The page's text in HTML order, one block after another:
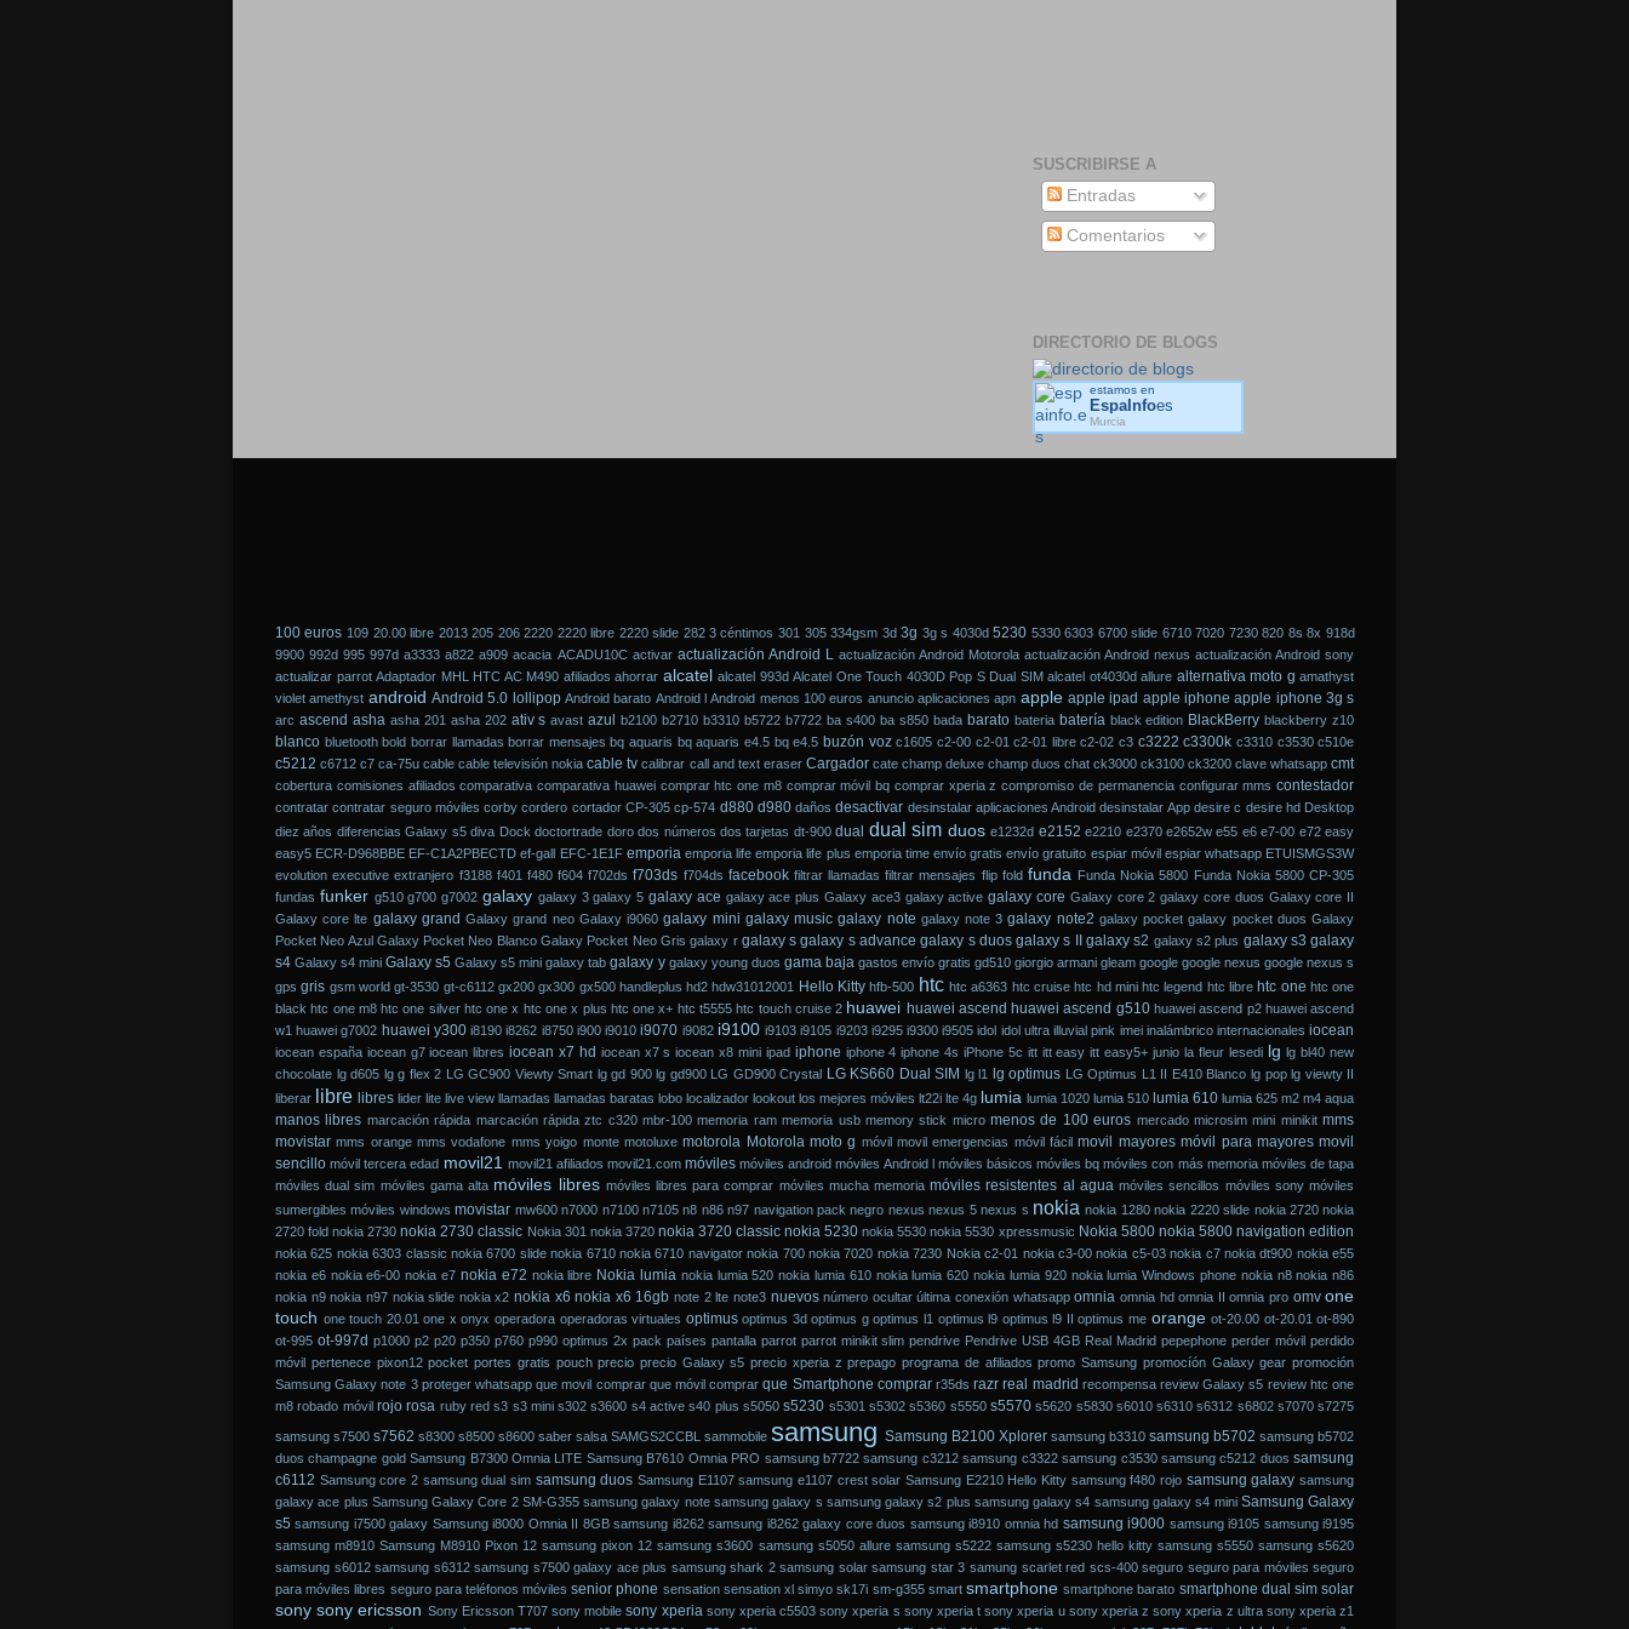
SUSCRIBIRSE A
Entradas
Comentarios
DIRECTORIO DE BLOGS
estamos en
EspaInfoes
Murcia
100 euros 109 20.00 libre 2013 205 206 2220 2220 libre 2220 slide 282 3 céntimos 301 305 334gsm 3d 3g 3g s 4030d 5230 5330 6303 6700 slide 6710 7020 7230 820 8s 8x 918d
9900 992d 995 997d a3333 a822 a909 acacia ACADU10C activar actualización Android L actualización Android Motorola actualización Android nexus actualización Android sony
actualizar parrot Adaptador MHL HTC AC M490 afiliados ahorrar alcatel alcatel 993d Alcatel One Touch 4030D Pop S Dual SIM alcatel ot4030d allure alternativa moto g amathyst
violet amethyst android Android 5.0 lollipop Android barato Android l Android menos 100 euros anuncio aplicaciones apn apple apple ipad apple iphone apple iphone 3g s
arc ascend asha asha 201 asha 202 ativ s avast azul b2100 b2710 b3310 b5722 b7722 ba s400 ba s850 bada barato bateria batería black edition BlackBerry blackberry z10
blanco bluetooth bold borrar llamadas borrar mensajes bq aquaris bq aquaris e4.5 bq e4.5 buzón voz c1605 c2-00 c2-01 c2-01 libre c2-02 c3 c3222 c3300k c3310 c3530 c510e
c5212 c6712 c7 ca-75u cable cable televisión nokia cable tv calibrar call and text eraser Cargador cate champ deluxe champ duos chat ck3000 ck3100 ck3200 clave whatsapp cmt
cobertura comisiones afiliados comparativa comparativa huawei comprar htc one m8 comprar móvil bq comprar xperia z compromiso de permanencia configurar mms contestador
contratar contratar seguro móviles corby cordero cortador CP-305 cp-574 d880 d980 daños desactivar desinstalar aplicaciones Android desinstalar App desire c desire hd Desktop
diez años diferencias Galaxy s5 diva Dock doctortrade doro dos números dos tarjetas dt-900 dual dual sim duos e1232d e2152 e2210 e2370 e2652w e55 e6 e7-00 e72 easy
easy5 ECR-D968BBE EF-C1A2PBECTD ef-gall EFC-1E1F emporia emporia life emporia life plus emporia time envío gratis envío gratuito espiar móvil espiar whatsapp ETUISMGS3W
evolution executive extranjero f3188 f401 f480 f604 f702ds f703ds f704ds facebook filtrar llamadas filtrar mensajes flip fold funda Funda Nokia 5800 Funda Nokia 5800 CP-305
fundas funker g510 g700 g7002 galaxy galaxy 3 galaxy 5 galaxy ace galaxy ace plus Galaxy ace3 galaxy active galaxy core Galaxy core 2 galaxy core duos Galaxy core II
Galaxy core lte galaxy grand Galaxy grand neo Galaxy i9060 galaxy mini galaxy music galaxy note galaxy note 3 galaxy note2 galaxy pocket galaxy pocket duos Galaxy
Pocket Neo Azul Galaxy Pocket Neo Blanco Galaxy Pocket Neo Gris galaxy r galaxy s galaxy s advance galaxy s duos galaxy s II galaxy s2 galaxy s2 plus galaxy s3 galaxy
s4 Galaxy s4 mini Galaxy s5 Galaxy s5 mini galaxy tab galaxy y galaxy young duos gama baja gastos envío gratis gd510 giorgio armani gleam google google nexus google nexus s
gps gris gsm world gt-3530 gt-c6112 gx200 gx300 gx500 handleplus hd2 hdw31012001 Hello Kitty hfb-500 htc htc a6363 htc cruise htc hd mini htc legend htc libre htc one htc one
black htc one m8 htc one silver htc one x htc one x plus htc one x+ htc t5555 htc touch cruise 2 huawei huawei ascend huawei ascend g510 huawei ascend p2 huawei ascend
w1 huawei g7002 huawei y300 i8190 i8262 i8750 i900 i9010 i9070 i9082 i9100 i9103 i9105 i9203 i9295 i9300 i9505 idol idol ultra illuvial pink imei inalámbrico internacionales iocean
iocean españa iocean g7 iocean libres iocean x7 hd iocean x7 s iocean x8 mini ipad iphone iphone 4 iphone 4s iPhone 5c itt itt easy itt easy5+ junio la fleur lesedi lg lg bl40 new
chocolate lg d605 lg g flex 2 LG GC900 Viewty Smart lg gd 900 lg gd900 LG GD900 Crystal LG KS660 Dual SIM lg l1 lg optimus LG Optimus L1 II E410 Blanco lg pop lg viewty II
liberar
libre libres lider lite live view llamadas llamadas baratas lobo localizador lookout los mejores móviles lt22i lte 4g lumia lumia 1020 lumia 510 lumia 610 lumia 625 m2 m4 aqua
manos libres marcación rápida marcación rápida ztc c320 mbr-100 memoria ram memoria usb memory stick micro menos de 100 euros mercado microsim mini minikit mms
movistar mms orange mms vodafone mms yoigo monte motoluxe motorola Motorola moto g móvil movil emergencias móvil fácil movil mayores móvil para mayores movil
sencillo móvil tercera edad movil21 movil21 afiliados movil21.com móviles móviles android móviles Android l móviles básicos móviles bq móviles con más memoria móviles de tapa
móviles dual sim móviles gama alta móviles libres móviles libres para comprar móviles mucha memoria móviles resistentes al agua móviles sencillos móviles sony móviles
sumergibles móviles windows movistar mw600 n7000 n7100 n7105 n8 n86 n97 navigation pack negro nexus nexus 5 nexus s nokia nokia 1280 nokia 2220 slide nokia 2720 nokia
2720 fold nokia 2730 nokia 2730 classic Nokia 301 nokia 3720 nokia 3720 classic nokia 5230 nokia 5530 nokia 5530 xpressmusic Nokia 5800 nokia 5800 navigation edition
nokia 625 nokia 6303 classic nokia 6700 slide nokia 6710 nokia 6710 navigator nokia 700 nokia 7020 nokia 7230 Nokia c2-01 nokia c3-00 nokia c5-03 nokia c7 nokia dt900 nokia e55
nokia e6 nokia e6-00 nokia e7 nokia e72 nokia libre Nokia lumia nokia lumia 520 nokia lumia 610 nokia lumia 620 nokia lumia 920 nokia lumia Windows phone nokia n8 nokia n86
nokia n9 nokia n97 nokia slide nokia x2 nokia x6 nokia x6 16gb note 2 lte note3 nuevos número ocultar última conexión whatsapp omnia omnia hd omnia II omnia pro omv one
touch one touch 20.01 one x onyx operadora operadoras virtuales optimus optimus 3d optimus g optimus l1 optimus l9 optimus l9 II optimus me orange ot-20.00 ot-20.01 ot-890
ot-995 ot-997d p1000 p2 p20 p350 p760 p990 optimus 2x pack países pantalla parrot parrot minikit slim pendrive Pendrive USB 4GB Real Madrid pepephone perder móvil perdido
móvil pertenece pixon12 pocket portes gratis pouch precio precio Galaxy s5 precio xperia z prepago programa de afiliados promo Samsung promocíón Galaxy gear promoción
Samsung Galaxy note 3 proteger whatsapp que movil comprar que móvil comprar que Smartphone comprar r35ds razr real madrid recompensa review Galaxy s5 review htc one
m8 robado móvil rojo rosa ruby red s3 s3 mini s302 s3600 s4 active s40 plus s5050 s5230 s5301 s5302 s5360 s5550 s5570 s5620 s5830 s6010 s6310 s6312 s6802 s7070 s7275
samsung s7500 s7562 s8300 s8500 s8600 saber salsa SAMGS2CCBL sammobile samsung Samsung B2100 Xplorer samsung b3310 samsung b5702 samsung b5702
duos champagne gold Samsung B7300 Omnia LITE Samsung B7610 Omnia PRO samsung b7722 samsung c3212 samsung c3322 samsung c3530 samsung c5212 duos samsung
c6112 Samsung core 2 samsung dual sim samsung duos Samsung E1107 samsung e1107 crest solar Samsung E2210 Hello Kitty samsung f480 rojo samsung galaxy samsung
galaxy ace plus Samsung Galaxy Core 2 SM-G355 samsung galaxy note samsung galaxy s samsung galaxy s2 plus samsung galaxy s4 samsung galaxy s4 mini Samsung Galaxy
s5 samsung i7500 galaxy Samsung i8000 Omnia II 8GB samsung i8262 samsung i8262 galaxy core duos samsung i8910 omnia hd samsung i9000 samsung i9105 samsung i9195
samsung m8910 Samsung M8910 Pixon 12 samsung pixon 12 samsung s3600 samsung s5050 allure samsung s5222 samsung s5230 hello kitty samsung s5550 samsung s5620
samsung s6012 samsung s6312 samsung s7500 galaxy ace plus samsung shark 2 samsung solar samsung star 3 samung scarlet red scs-400 seguro seguro para móviles seguro
para móviles libres seguro para teléfonos móviles senior phone sensation sensation xl simyo sk17i sm-g355 smart smartphone smartphone barato smartphone dual sim solar
sony sony ericsson Sony Ericsson T707 sony mobile sony xperia sony xperia c5503 sony xperia s sony xperia t sony xperia u sony xperia z sony xperia z ultra sony xperia z1